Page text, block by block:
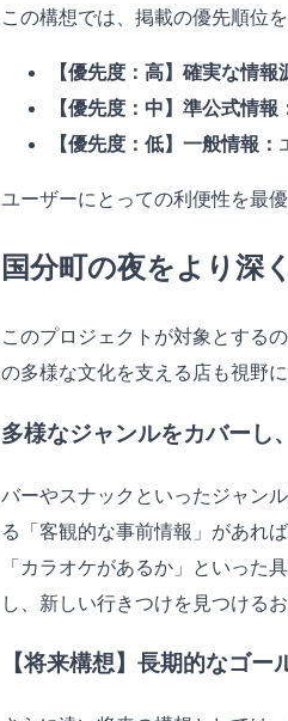
この構想では、掲載の優先順位
【優先度：高】確実な情報
【優先度：中】準公式情報
【優先度：低】一般情報：
ユーザーにとっての利便性を最
国分町の夜をより深
このプロジェクトが対象とする
の多様な文化を支える店も視野に
多様なジャンルをカバーし
バーやスナックといったジャン
る「客観的な事前情報」があれ
「カラオケがあるか」といった
し、新しい行きつけを見つける
【将来構想】長期的なゴ